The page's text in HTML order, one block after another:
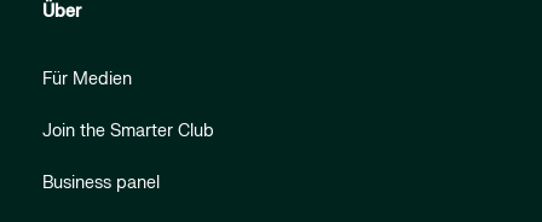
Über
Für Medien
Join the Smarter Club
Business panel